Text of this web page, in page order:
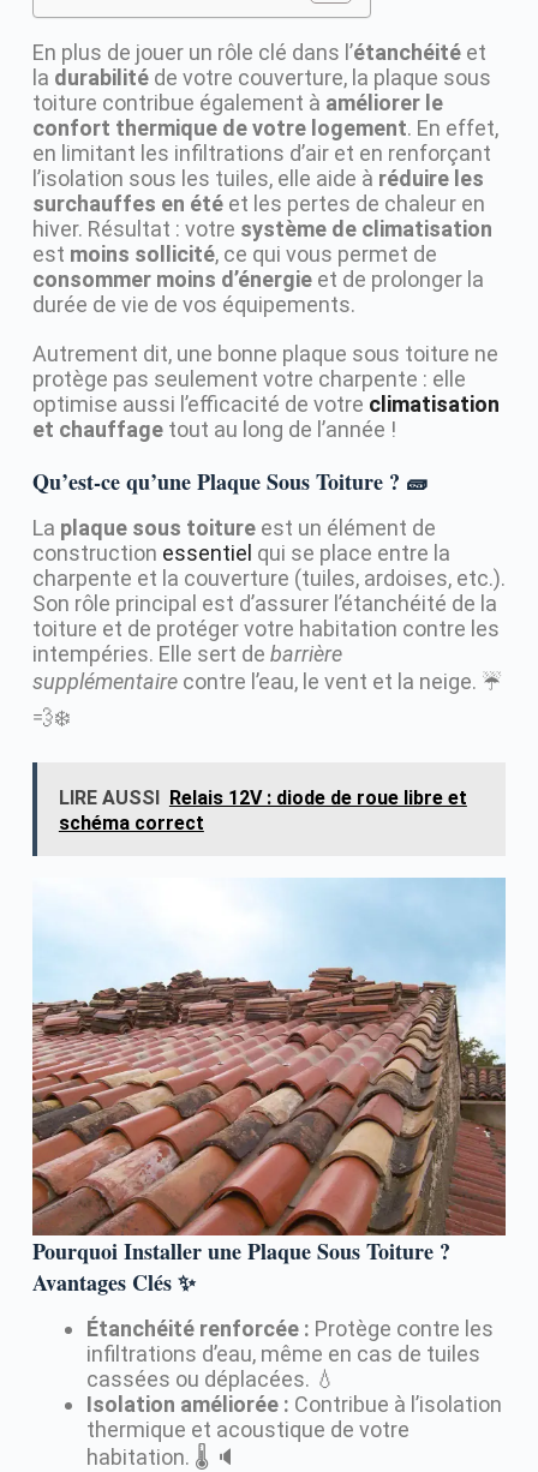
En plus de jouer un rôle clé dans l’étanchéitéet
la durabilitéde votre couverture, la plaque sous
toiture contribue également à améliorer le
confort thermique de votre logement. En effet,
en limitant les infiltrations d’air et en renforçant
l’isolation sous les tuiles, elle aide à réduire les
surchauffes en étéet les pertes de chaleur en
hiver. Résultat : votre système de climatisation
est moins sollicité, ce qui vous permet de
consommer moins d’énergieet de prolonger la
durée de vie de vos équipements.
Autrement dit, une bonne plaque sous toiture ne
protège pas seulement votre charpente : elle
optimise aussi l’efficacité de votre climatisation
et chauffagetout au long de l’année !
Qu’est-ce qu’une Plaque Sous Toiture ? 🧱
La plaque sous toitureest un élément de
construction essentiel qui se place entre la
charpente et la couverture (tuiles, ardoises, etc.).
Son rôle principal est d’assurer l’étanchéité de la
toiture et de protéger votre habitation contre les
intempéries. Elle sert de barrière
supplémentairecontre l’eau, le vent et la neige. ☔️
💨❄️
LIRE AUSSI
Relais 12V : diode de roue libre et
schéma correct
Pourquoi Installer une Plaque Sous Toiture ?
Avantages Clés ✨
Étanchéité renforcée : Protège contre les
infiltrations d’eau, même en cas de tuiles
cassées ou déplacées. 💧
Isolation améliorée : Contribue à l’isolation
thermique et acoustique de votre
habitation. 🌡️ 🔈